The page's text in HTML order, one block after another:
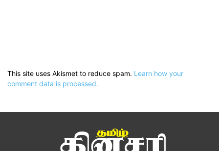
This site uses Akismet to reduce spam. Learn how your
comment data is processed.